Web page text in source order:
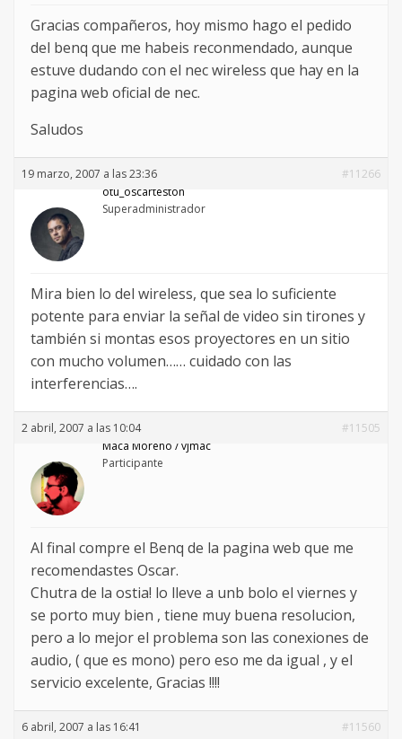
Gracias compañeros, hoy mismo hago el pedido
del benq que me habeis reconmendado, aunque
estuve dudando con el nec wireless que hay en la
pagina web oficial de nec.
Saludos
19 marzo, 2007 a las 23:36
#11266
otu_oscarteston
Superadministrador
Mira bien lo del wireless, que sea lo suficiente
potente para enviar la señal de video sin tirones y
también si montas esos proyectores en un sitio
con mucho volumen…… cuidado con las
interferencias….
2 abril, 2007 a las 10:04
#11505
Maca Moreno / vjmac
Participante
Al final compre el Benq de la pagina web que me
recomendastes Oscar.
Chutra de la ostia! lo lleve a unb bolo el viernes y
se porto muy bien , tiene muy buena resolucion,
pero a lo mejor el problema son las conexiones de
audio, ( que es mono) pero eso me da igual , y el
servicio excelente, Gracias !!!!
6 abril, 2007 a las 16:41
#11560